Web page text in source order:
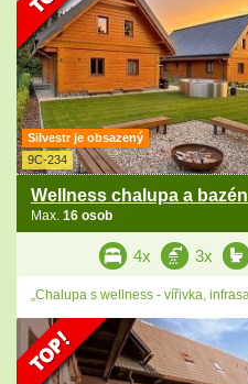
Silvestr je obsazený
9C-234
Wellness chalupa a
Max. 16 osob
4x 3x
„Chalupa s wellness - vířivka,